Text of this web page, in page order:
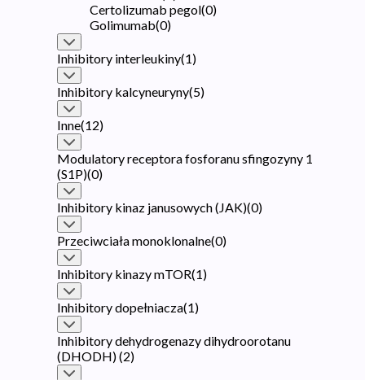
Certolizumab pegol(0)
Golimumab(0)
Inhibitory interleukiny(1)
Inhibitory kalcyneuryny(5)
Inne(12)
Modulatory receptora fosforanu sfingozyny 1
(S1P)(0)
Inhibitory kinaz janusowych (JAK)(0)
Przeciwciała monoklonalne(0)
Inhibitory kinazy mTOR(1)
Inhibitory dopełniacza(1)
Inhibitory dehydrogenazy dihydroorotanu
(DHODH)(2)